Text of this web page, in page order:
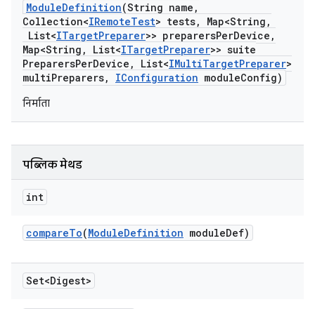
ModuleDefinition(String name ,
Collection<IRemoteTest> tests, Map<String ,
List<ITargetPreparer>> preparersPerDevice ,
Map<String , List<ITargetPreparer>> suite
PreparersPerDevice , List<IMultiTargetPreparer>
multiPreparers, IConfiguration moduleConfig)
निर्माता
पब्लिक मेथड
int
compareTo(ModuleDefinition moduleDef)
Set<Digest>